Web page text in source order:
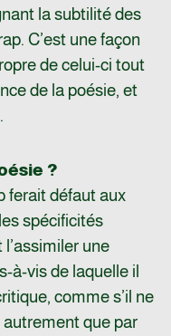
la subtilité des
C’est une façon
de celui-ci tout
de la poésie, et
?
ferait défaut aux
spécificités
une
à-vis de laquelle il
comme s’il ne
que par